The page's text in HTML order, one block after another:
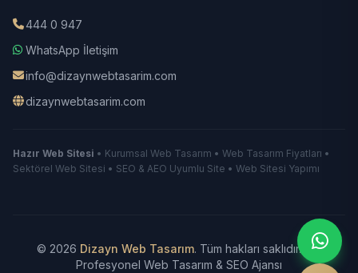
444 0 947
WhatsApp İletişim
info@dizaynwebtasarim.com
dizaynwebtasarim.com
Hazır Web Sitesi • Kurumsal Web Tasarım • Web Tasarım Fiyatları •
Sektörel Web Sitesi • SEO & AEO Uyumlu Site • Web Sitesi Yapımı
© 2026 Dizayn Web Tasarım. Tüm hakları saklıdır.
|
Profesyonel Web Tasarım & SEO Ajansı